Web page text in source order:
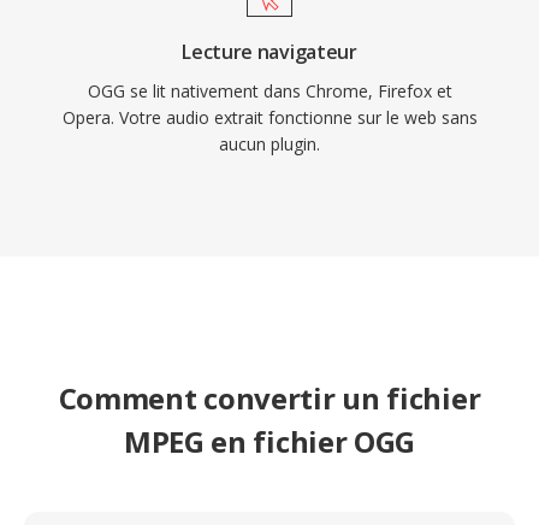
Lecture navigateur
OGG se lit nativement dans Chrome, Firefox et
Opera. Votre audio extrait fonctionne sur le web sans
aucun plugin.
Comment convertir un fichier
MPEG en fichier OGG